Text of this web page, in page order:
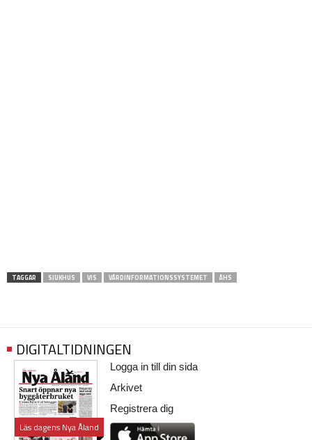
TAGGAR SJUKHUS VIS VÅRDINFORMATIONSSYSTEMET ÅHS
DIGITALTIDNINGEN
Läs dagens Nya Åland
Logga in till din sida
Arkivet
Registrera dig